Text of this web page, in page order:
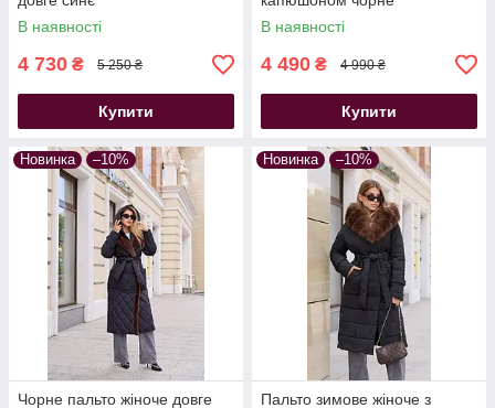
В наявності
4 730 ₴ 5 250 ₴
Купити
В наявності
4 490 ₴ 4 990 ₴
Купити
Новинка –10%
Чорне пальто жіноче довге
Новинка –10%
Пальто зимове жіноче з